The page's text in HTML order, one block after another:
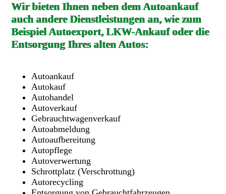
Wir bieten Ihnen neben dem Autoankauf
auch andere Dienstleistungen an, wie zum
Beispiel Autoexport, LKW-Ankauf oder die
Entsorgung Ihres alten Autos:
Autoankauf
Autokauf
Autohandel
Autoverkauf
Gebrauchtwagenverkauf
Autoabmeldung
Autoaufbereitung
Autopflege
Autoverwertung
Schrottplatz (Verschrottung)
Autorecycling